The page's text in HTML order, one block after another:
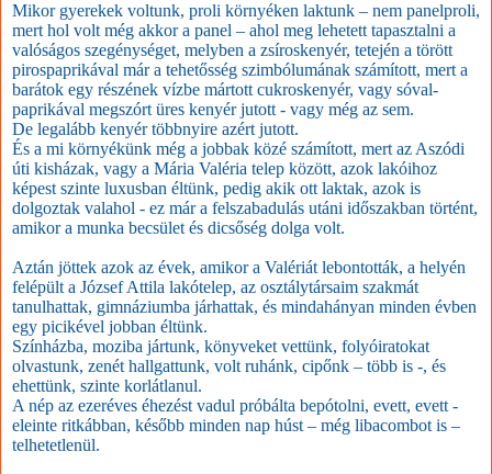
Mikor gyerekek voltunk, proli környéken laktunk – nem panelproli,
mert hol volt még akkor a panel – ahol meg lehetett tapasztalni a
valóságos szegénységet, melyben a zsíroskenyér, tetején a törött
pirospaprikával már a tehetősség szimbólumának számított, mert a
barátok egy részének vízbe mártott cukroskenyér, vagy sóval-
paprikával megszórt üres kenyér jutott - vagy még az sem.
De legalább kenyér többnyire azért jutott.
És a mi környékünk még a jobbak közé számított, mert az Aszódi
úti kisházak, vagy a Mária Valéria telep között, azok lakóihoz
képest szinte luxusban éltünk, pedig akik ott laktak, azok is
dolgoztak valahol - ez már a felszabadulás utáni időszakban történt,
amikor a munka becsület és dicsőség dolga volt.
Aztán jöttek azok az évek, amikor a Valériát lebontották, a helyén
felépült a József Attila lakótelep, az osztálytársaim szakmát
tanulhattak, gimnáziumba járhattak, és mindahányan minden évben
egy picikével jobban éltünk.
Színházba, moziba jártunk, könyveket vettünk, folyóiratokat
olvastunk, zenét hallgattunk, volt ruhánk, cipőnk – több is -, és
ehettünk, szinte korlátlanul.
A nép az ezeréves éhezést vadul próbálta bepótolni, evett, evett -
eleinte ritkábban, később minden nap húst – még libacombot is –
telhetetlenül.